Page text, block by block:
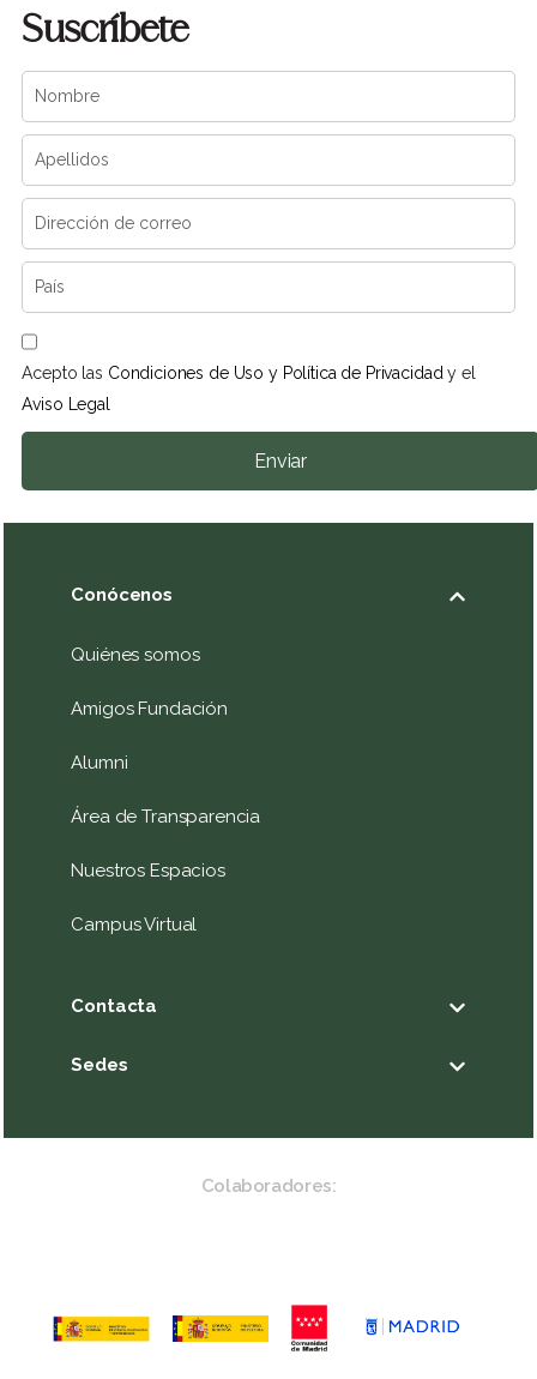
Suscríbete
Acepto las Condiciones de Uso y Política de Privacidady el
Aviso Legal
Enviar
Conócenos
Quiénes somos
Amigos Fundación
Alumni
Área de Transparencia
Nuestros Espacios
Campus Virtual
Contacta
Sedes
Colaboradores: